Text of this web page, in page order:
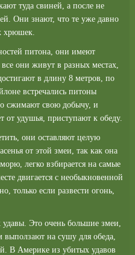
туда свиней, а после не
Они знают, что те уже давно
хрюшек.
питона, они имеют
они живут в разных местах,
в длину 8 метров, по
встречались питоны
сжимают свою добычу, и
от удушья, приступают к обеду.
они оставляют целую
от этой змеи, так как она
легко взбирается на самые
двигается с необыкновенной
только если развести огонь,
Это очень большие змеи,
на сушу для обеда,
В Америке из убитых удавов